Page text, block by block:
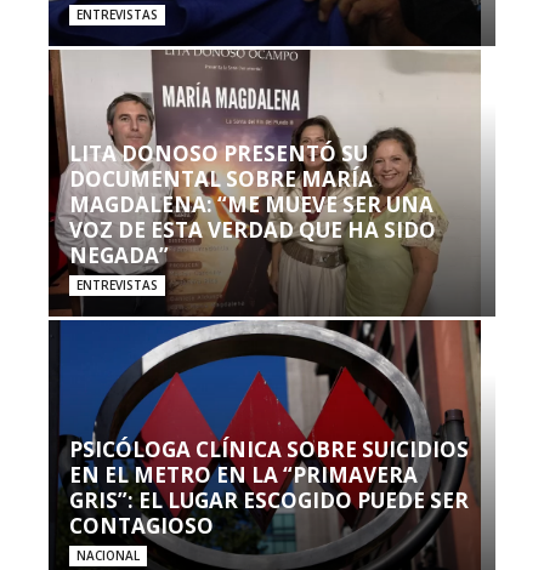
ENTREVISTAS
LITA DONOSO PRESENTÓ SU
DOCUMENTAL SOBRE MARÍA
MAGDALENA: “ME MUEVE SER UNA
VOZ DE ESTA VERDAD QUE HA SIDO
NEGADA”
ENTREVISTAS
PSICÓLOGA CLÍNICA SOBRE SUICIDIOS
EN EL METRO EN LA “PRIMAVERA
GRIS”: EL LUGAR ESCOGIDO PUEDE SER
CONTAGIOSO
NACIONAL